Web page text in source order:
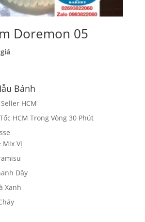
Doremon 05
Bánh
HCM
HCM Trong Vòng 30 Phút
Mix Vị
Dây
Xanh